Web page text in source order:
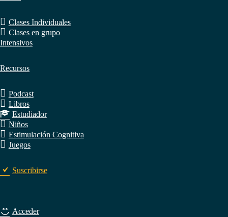
Clases Individuales
Clases en grupo
Intensivos
Recursos
Podcast
Libros
Estudiador
Niños
Estimulación Cognitiva
Juegos
Suscribirse
Acceder